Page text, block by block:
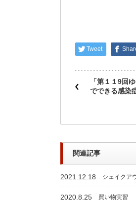
Tweet
「第１１9回
でできる感染
関連記事
2021.12.18 シェイクア
2020.8.25 買い物実習